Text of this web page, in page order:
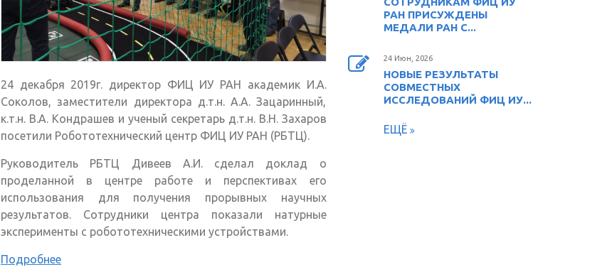
24 декабря 2019г. директор ФИЦ ИУ РАН академик И.А.
Соколов, заместители директора д.т.н. А.А. Зацаринный,
к.т.н. В.А. Кондрашев и ученый секретарь д.т.н. В.Н. Захаров
посетили Робототехнический центр ФИЦ ИУ РАН (РБТЦ).
Руководитель РБТЦ Дивеев А.И. сделал доклад о
проделанной в центре работе и перспективах его
использования для получения прорывных научных
результатов. Сотрудники центра показали натурные
эксперименты с робототехническими устройствами.
Подробнее
РАН ПРИСУЖДЕНЫ
МЕДАЛИ РАН С...
24 Июн, 2026
НОВЫЕ РЕЗУЛЬТАТЫ
СОВМЕСТНЫХ
ИССЛЕДОВАНИЙ ФИЦ ИУ...
ЕЩЁ